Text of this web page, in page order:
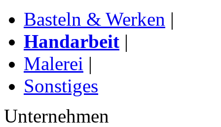
Basteln & Werken |
Handarbeit |
Malerei |
Sonstiges
Unternehmen